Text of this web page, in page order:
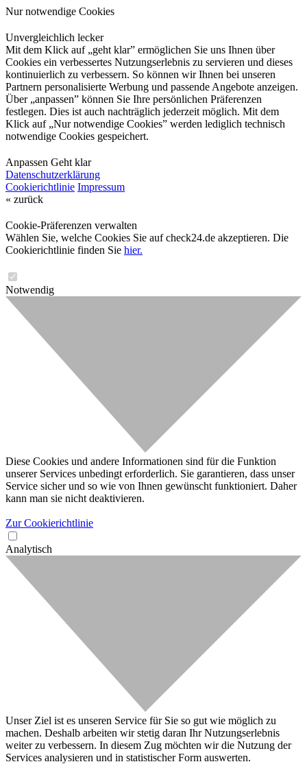
Nur notwendige Cookies
Unvergleichlich lecker
Mit dem Klick auf „geht klar” ermöglichen Sie uns Ihnen über
Cookies ein verbessertes Nutzungserlebnis zu servieren und dieses
kontinuierlich zu verbessern. So können wir Ihnen bei unseren
Partnern personalisierte Werbung und passende Angebote anzeigen.
Über „anpassen” können Sie Ihre persönlichen Präferenzen
festlegen. Dies ist auch nachträglich jederzeit möglich. Mit dem
Klick auf „Nur notwendige Cookies” werden lediglich technisch
notwendige Cookies gespeichert.
Anpassen Geht klar
Datenschutzerklärung
Cookierichtlinie Impressum
« zurück
Cookie-Präferenzen verwalten
Wählen Sie, welche Cookies Sie auf check24.de akzeptieren. Die
Cookierichtlinie finden Sie hier.
Notwendig
Diese Cookies und andere Informationen sind für die Funktion
unserer Services unbedingt erforderlich. Sie garantieren, dass unser
Service sicher und so wie von Ihnen gewünscht funktioniert. Daher
kann man sie nicht deaktivieren.
Zur Cookierichtlinie
Analytisch
Unser Ziel ist es unseren Service für Sie so gut wie möglich zu
machen. Deshalb arbeiten wir stetig daran Ihr Nutzungserlebnis
weiter zu verbessern. In diesem Zug möchten wir die Nutzung der
Services analysieren und in statistischer Form auswerten.